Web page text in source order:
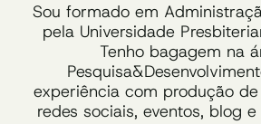
Sou formado em
pela Universidade
Tenho bagagem na
experiência com produção
redes sociais, eventos, blog